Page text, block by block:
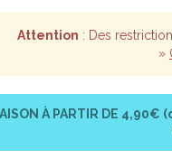
Attention : Des
»
À PARTIR DE 4,90€